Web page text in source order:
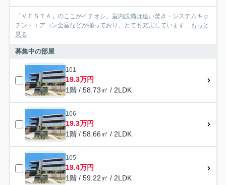
「ＶＥＳＴＡ」のここがイチオシ。室内設備は追い焚き・システムキッ
チン・エアコン全室などが揃っており、とても充実しています... もっと
見る
募集中の部屋
101
19.3万円
1階 / 58.73㎡ / 2LDK
106
19.3万円
1階 / 58.66㎡ / 2LDK
105
19.4万円
1階 / 59.22㎡ / 2LDK